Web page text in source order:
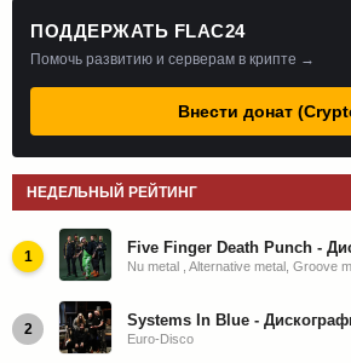
ПОДДЕРЖАТЬ FLAC24
Помочь развитию и серверам в крипте →
Внести донат
НЕДЕЛЬНЫЙ РЕЙТИНГ
1
Nu metal , Alternative metal, Groove
2 Systems In Blue -
Euro-Disco